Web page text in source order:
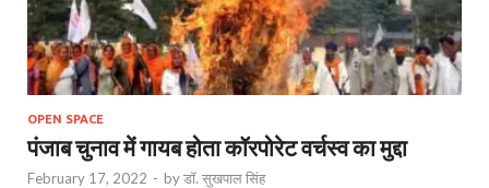
OPEN SPACE
पंजाब चुनाव में गायब होता कॉरपोरेट वर्चस्व का मुद्दा
February 17, 2022 - byडॉ. सुखपाल सिंह